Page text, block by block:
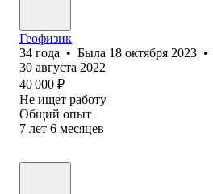
Геофизик
34 года • Была 18 октября 2023 •
30 августа 2022
40 000 ₽
Не ищет работу
Общий опыт
7 лет 6 месяцев